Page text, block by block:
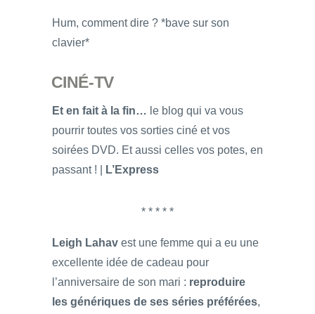
Hum, comment dire ? *bave sur son
clavier*
CINÉ-TV
Et en fait à la fin… le blog qui va vous
pourrir toutes vos sorties ciné et vos
soirées DVD. Et aussi celles vos potes, en
passant ! |
L’Express
* * * * *
Leigh Lahav est une femme qui a eu une
excellente idée de cadeau pour
l’anniversaire de son mari : reproduire
les génériques de ses séries préférées,